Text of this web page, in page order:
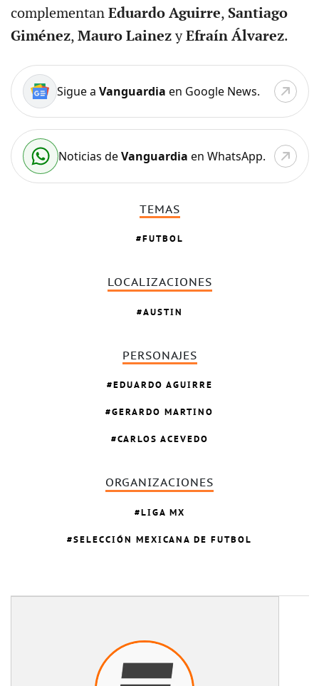
complementan Eduardo Aguirre, Santiago
Giménez, Mauro LainezyEfraín Álvarez.
Sigue a Vanguardia en Google News.
Noticias deVanguardia en WhatsApp.
TEMAS
FUTBOL
LOCALIZACIONES
AUSTIN
PERSONAJES
EDUARDO AGUIRRE
GERARDO MARTINO
CARLOS ACEVEDO
ORGANIZACIONES
LIGA MX
SELECCIÓN MEXICANA DE FUTBOL